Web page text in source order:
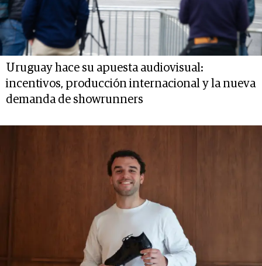
Uruguay hace su apuesta audiovisual:
incentivos, producción internacional y la nueva
demanda de showrunners